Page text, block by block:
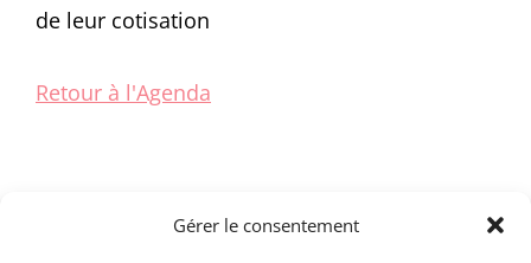
Gérer le consentement
de leur cotisation
Retour à l'Agenda